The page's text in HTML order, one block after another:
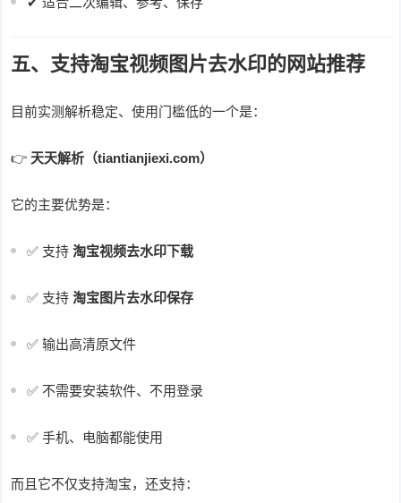
五、支持淘宝视频图片去水印的网站推荐
目前实测解析稳定、使用门槛低的一个是：
👉 天天解析（tiantianjiexi.com）
它的主要优势是：
✅ 支持淘宝视频去水印下载
✅ 支持淘宝图片去水印保存
✅ 输出高清原文件
✅ 不需要安装软件、不用登录
✅ 手机、电脑都能使用
而且它不仅支持淘宝，还支持：